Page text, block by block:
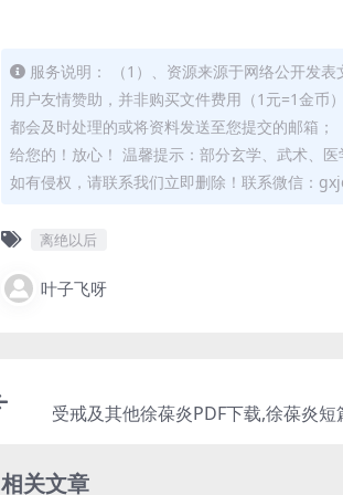
服务说明： （1）、资源来源于网络公开发
用户友情赞助，并非购买文件费用（1元=1金币
都会及时处理的或将资料发送至您提交的邮箱
给您的！放心！ 温馨提示：部分玄学、武术、
如有侵权，请联系我们立即删除！联系微信：
离绝以后
叶子飞呀
受戒及其他徐葆炎PDF下载,徐葆炎短
相关文章